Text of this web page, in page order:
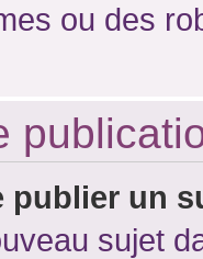
ou des
publier un
sujet